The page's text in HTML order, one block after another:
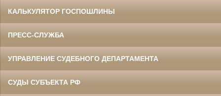
КАЛЬКУЛЯТОР ГОСПОШЛИНЫ
ПРЕСС-СЛУЖБА
УПРАВЛЕНИЕ СУДЕБНОГО ДЕПАРТАМЕНТА
СУДЫ СУБЪЕКТА РФ